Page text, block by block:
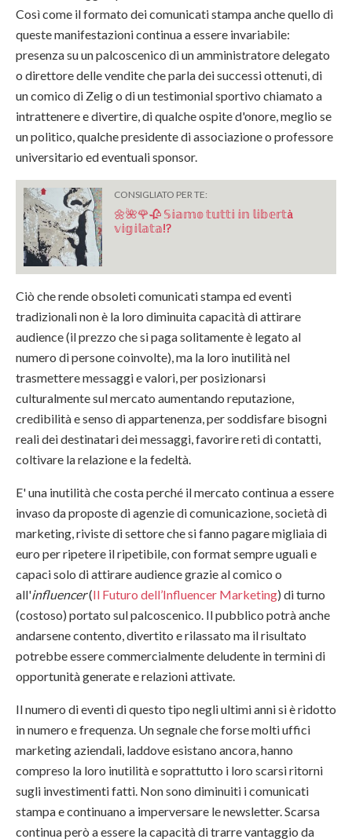
Così come il formato dei comunicati stampa anche quello di
queste manifestazioni continua a essere invariabile:
presenza su un palcoscenico di un amministratore delegato
o direttore delle vendite che parla dei successi ottenuti, di
un comico di Zelig o di un testimonial sportivo chiamato a
intrattenere e divertire, di qualche ospite d'onore, meglio se
un politico, qualche presidente di associazione o professore
universitario ed eventuali sponsor.
CONSIGLIATO PER TE:
🌼🌺🌹🥀 𝕊𝕚𝕒𝕞𝕠 𝕥𝕦𝕥𝕥𝕚 𝕚𝕟 𝕝𝕚𝕓𝕖𝕣𝕥à
𝕧𝕚𝕘𝕚𝕝𝕒𝕥𝕒!?
Ciò che rende obsoleti comunicati stampa ed eventi
tradizionali non è la loro diminuita capacità di attirare
audience (il prezzo che si paga solitamente è legato al
numero di persone coinvolte), ma la loro inutilità nel
trasmettere messaggi e valori, per posizionarsi
culturalmente sul mercato aumentando reputazione,
credibilità e senso di appartenenza, per soddisfare bisogni
reali dei destinatari dei messaggi, favorire reti di contatti,
coltivare la relazione e la fedeltà.
E' una inutilità che costa perché il mercato continua a essere
invaso da proposte di agenzie di comunicazione, società di
marketing, riviste di settore che si fanno pagare migliaia di
euro per ripetere il ripetibile, con format sempre uguali e
capaci solo di attirare audience grazie al comico o
all'influencer(Il Futuro dell’Influencer Marketing) di turno
(costoso) portato sul palcoscenico. Il pubblico potrà anche
andarsene contento, divertito e rilassato ma il risultato
potrebbe essere commercialmente deludente in termini di
opportunità generate e relazioni attivate.
Il numero di eventi di questo tipo negli ultimi anni si è ridotto
in numero e frequenza. Un segnale che forse molti uffici
marketing aziendali, laddove esistano ancora, hanno
compreso la loro inutilità e soprattutto i loro scarsi ritorni
sugli investimenti fatti. Non sono diminuiti i comunicati
stampa e continuano a imperversare le newsletter. Scarsa
continua però a essere la capacità di trarre vantaggio da